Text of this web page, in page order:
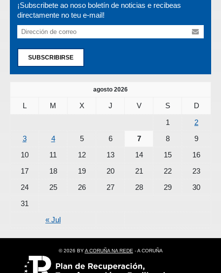
¡Subscribete ao noso boletín de noticias e recibeas
directamente no teu e-mail!
SUBSCRIBIRSE
agosto 2026
L M X J V S D
« Jul
1
2
3
4 5 6 7 8
9
10
11 12 13 14 15
16
17
18 19 20 21 22
23
24
25 26 27 28 29
30
31
© 2026 BYA CORUÑA NA REDE - A CORUÑA